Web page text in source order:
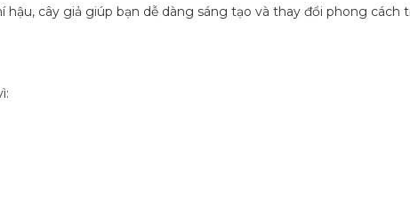
hậu, cây giả giúp bạn dễ dàng sáng tạo và thay đổi phong cách